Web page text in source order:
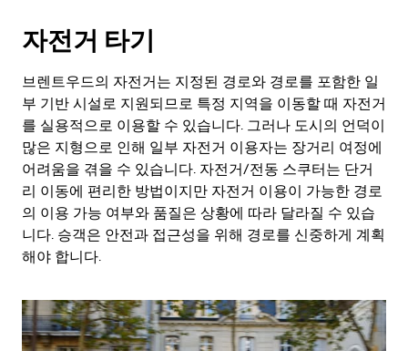
자전거 타기
브렌트우드의 자전거는 지정된 경로와 경로를 포함한 일
부 기반 시설로 지원되므로 특정 지역을 이동할 때 자전거
를 실용적으로 이용할 수 있습니다. 그러나 도시의 언덕이
많은 지형으로 인해 일부 자전거 이용자는 장거리 여정에
어려움을 겪을 수 있습니다. 자전거/전동 스쿠터는 단거
리 이동에 편리한 방법이지만 자전거 이용이 가능한 경로
의 이용 가능 여부와 품질은 상황에 따라 달라질 수 있습
니다. 승객은 안전과 접근성을 위해 경로를 신중하게 계획
해야 합니다.